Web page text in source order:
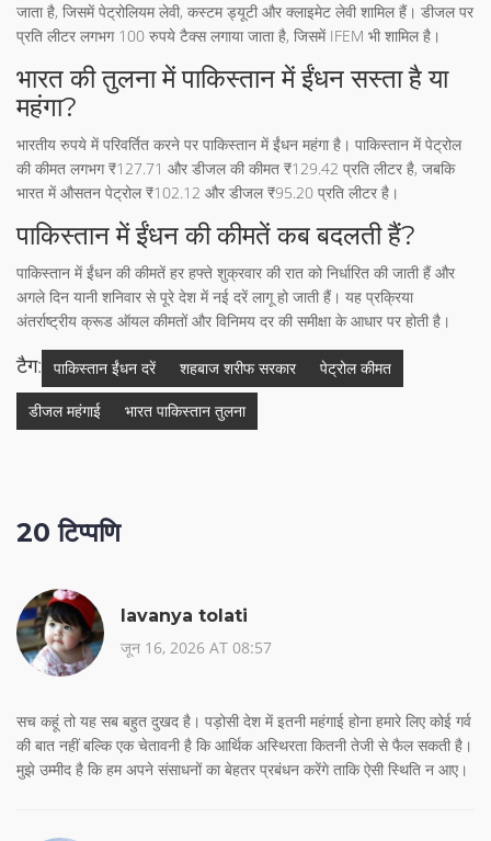
जाता है, जिसमें पेट्रोलियम लेवी, कस्टम ड्यूटी और क्लाइमेट लेवी शामिल हैं। डीजल पर
प्रति लीटर लगभग 100 रुपये टैक्स लगाया जाता है, जिसमें IFEM भी शामिल है।
भारत की तुलना में पाकिस्तान में ईंधन सस्ता है या
महंगा?
भारतीय रुपये में परिवर्तित करने पर पाकिस्तान में ईंधन महंगा है। पाकिस्तान में पेट्रोल
की कीमत लगभग ₹127.71 और डीजल की कीमत ₹129.42 प्रति लीटर है, जबकि
भारत में औसतन पेट्रोल ₹102.12 और डीजल ₹95.20 प्रति लीटर है।
पाकिस्तान में ईंधन की कीमतें कब बदलती हैं?
पाकिस्तान में ईंधन की कीमतें हर हफ्ते शुक्रवार की रात को निर्धारित की जाती हैं और
अगले दिन यानी शनिवार से पूरे देश में नई दरें लागू हो जाती हैं। यह प्रक्रिया
अंतर्राष्ट्रीय क्रूड ऑयल कीमतों और विनिमय दर की समीक्षा के आधार पर होती है।
टैग: पाकिस्तान ईंधन दरें शहबाज शरीफ सरकार पेट्रोल कीमत
डीजल महंगाई भारत पाकिस्तान तुलना
20 टिप्पणि
lavanya tolati
जून 16, 2026 AT 08:57
सच कहूं तो यह सब बहुत दुखद है। पड़ोसी देश में इतनी महंगाई होना हमारे लिए कोई गर्व
की बात नहीं बल्कि एक चेतावनी है कि आर्थिक अस्थिरता कितनी तेजी से फैल सकती है।
मुझे उम्मीद है कि हम अपने संसाधनों का बेहतर प्रबंधन करेंगे ताकि ऐसी स्थिति न आए।